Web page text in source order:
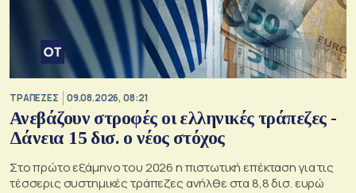
ΤΡΑΠΕΖΕΣ 09.08.2026, 08:21
Ανεβάζουν στροφές οι ελληνικές τράπεζες -
Δάνεια 15 δισ. ο νέος στόχος
Στο πρώτο εξάμηνο του 2026 η πιστωτική επέκταση για τις
τέσσερις συστημικές τράπεζες ανήλθε στα 8,8 δισ. ευρώ